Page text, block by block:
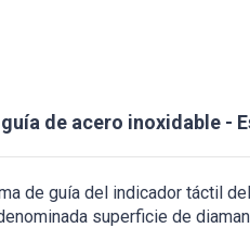
de acero inoxidable -
de guía del indicador táctil
superficie de